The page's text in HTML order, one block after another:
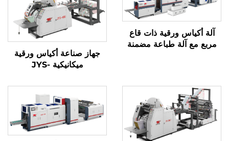
آلة أكياس ورقية ذات قاع
مربع مع آلة طباعة مضمنة
جهاز صناعة أكياس ورقية
ميكانيكية JYS-